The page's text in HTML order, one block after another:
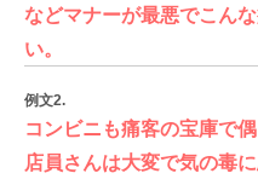
などマナーが最悪でこん
い。
例文2.
コンビニも痛客の宝庫で
店員さんは大変で気の毒に